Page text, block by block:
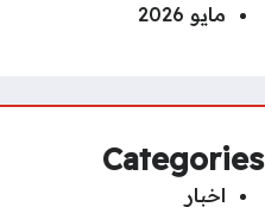
مايو 2026
Categories
اخبار